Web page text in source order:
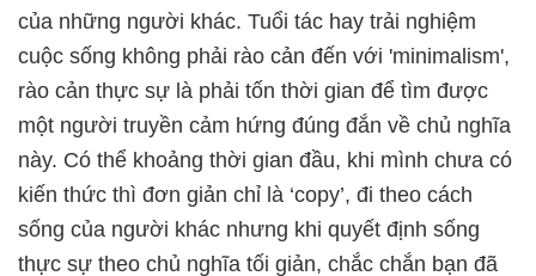
của những người khác. Tuổi tác hay trải nghiệm
cuộc sống không phải rào cản đến với 'minimalism',
rào cản thực sự là phải tốn thời gian để tìm được
một người truyền cảm hứng đúng đắn về chủ nghĩa
này. Có thể khoảng thời gian đầu, khi mình chưa có
kiến thức thì đơn giản chỉ là ‘copy’, đi theo cách
sống của người khác nhưng khi quyết định sống
thực sự theo chủ nghĩa tối giản, chắc chắn bạn đã